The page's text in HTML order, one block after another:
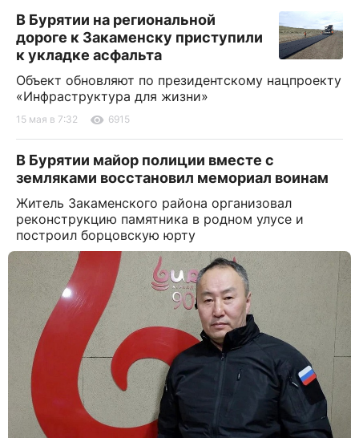
В Бурятии на региональной
дороге к Закаменску приступили
к укладке асфальта
Объект обновляют по президентскому нацпроекту
«Инфраструктура для жизни»
15 мая в 7:32 6915
В Бурятии майор полиции вместе с
земляками восстановил мемориал воинам
Житель Закаменского района организовал
реконструкцию памятника в родном улусе и
построил борцовскую юрту